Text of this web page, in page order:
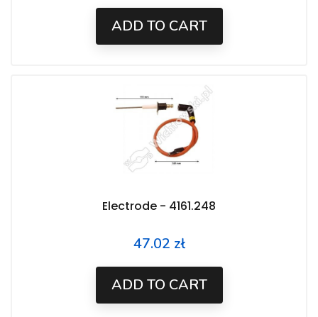
ADD TO CART
Electrode - 4161.248
Price
47.02 zł
ADD TO CART